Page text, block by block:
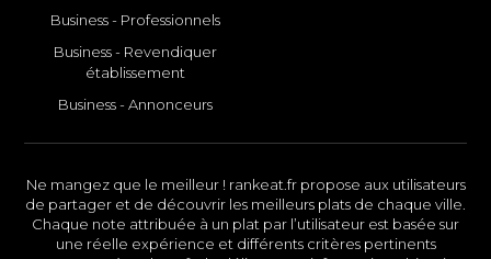
Business - Professionnels
Business - Revendiquer
établissement
Business - Annonceurs
Ne mangez que le meilleur ! rankeat.fr propose aux utilisateurs
de partager et de découvrir les meilleurs plats de chaque ville.
Chaque note attribuée à un plat par l’utilisateur est basée sur
une réelle expérience et différents critères pertinents